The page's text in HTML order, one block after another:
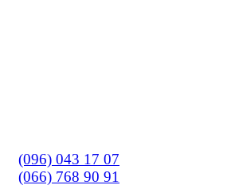
(096) 043 17 07
(066) 768 90 91